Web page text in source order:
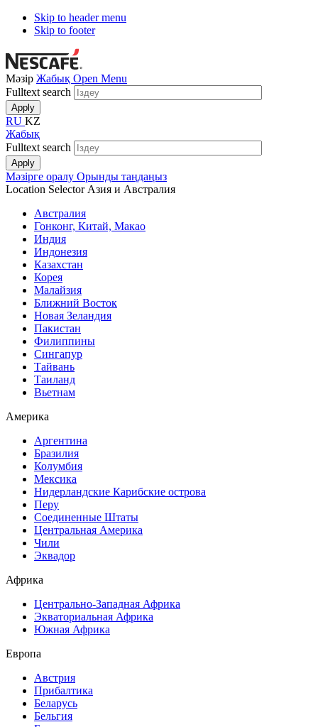
Skip to header menu
Skip to footer
Мәзір Жабық Open Menu
Fulltext search
RU KZ
Жабық
Fulltext search
Мәзірге оралу Орынды таңдаңыз
Location Selector Азия и Австралия
Австралия
Гонконг, Китай, Макао
Индия
Индонезия
Казахстан
Корея
Малайзия
Ближний Восток
Новая Зеландия
Пакистан
Филиппины
Сингапур
Тайвань
Таиланд
Вьетнам
Америка
Аргентина
Бразилия
Колумбия
Мексика
Нидерландские Карибские острова
Перу
Соединенные Штаты
Центральная Америка
Чили
Эквадор
Африка
Центрально-Западная Африка
Экваториальная Африка
Южная Африка
Европа
Австрия
Прибалтика
Беларусь
Бельгия